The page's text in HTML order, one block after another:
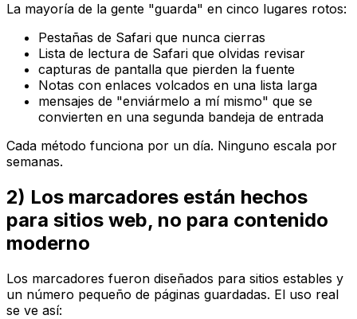
La mayoría de la gente "guarda" en cinco lugares rotos:
Pestañas de Safari que nunca cierras
Lista de lectura de Safari que olvidas revisar
capturas de pantalla que pierden la fuente
Notas con enlaces volcados en una lista larga
mensajes de "enviármelo a mí mismo" que se
convierten en una segunda bandeja de entrada
Cada método funciona por un día. Ninguno escala por
semanas.
2) Los marcadores están hechos
para sitios web, no para contenido
moderno
Los marcadores fueron diseñados para sitios estables y
un número pequeño de páginas guardadas. El uso real
se ve así: